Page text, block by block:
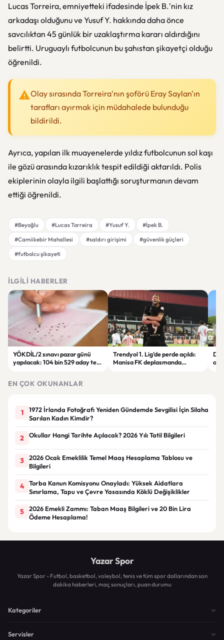
Lucas Torreira, emniyetteki ifadesinde İpek B.'nin kız
arkadaşı olduğunu ve Yusuf Y. hakkında daha önce
savcılıktan 45 günlük bir uzaklaştırma kararı aldırdığını
belirtti. Uruguaylı futbolcunun bu şahıstan şikayetçi olduğu
öğrenildi.
Olay sırasında Torreira'nın şoförü Eray Saylan'ın
tarafları ayırmak için müdahalede bulunduğu
bildirildi.
Ayrıca, yapılan ilk muayenelerde yıldız futbolcunun sol kaşı
ile gözü arasında kızarıklık tespit edildiği aktarıldı. Polis
ekiplerinin olayla ilgili başlattığı soruşturmanın devam
ettiği öğrenildi.
#Beyoğlu #Lucas Torreira #Yusuf Y.
#İpek B.
#Camiikebir Mahallesi
#saldırı girişimi
#güvenlik güçleri
#futbolcu şikayeti
İLGILI HABERLER
YÖKDİL/2 sınavı pazar günü
yapılacak: 104 bin 529 aday ter
Trendyol 1. Lig’de perde açıldı:
Manisa FK deplasmanda
EN ÇOK OKUNANLAR
1
1972 İrlanda Fotoğrafı Yeniden Gündemde Sevgilisi İçin Silaha
Sarılan Kadın Kimdir?
2 Okullar Hangi Tarihte Açılacak? 2026 Yılı Tatil Bilgileri
3
2026 Ocak Emeklilik Temel Maaş Hesaplama Tablosu ve
Bilgileri
4
Torba Kanun Komisyonu Onayladı: Yüksek Aidatlara
Sınırlama, Tapu ve Çevre Yasasında Köklü Değişiklikler
5
2026 Emekli Zammı: Taban Maaş Bilgileri ve 20 Bin Lira
Ödeme Hesaplama!
Yazar Spor
Yazar Spor - Futbol, basketbol, voleybol, tenis ve tüm spor dallarından son
dakika haberleri, maç sonuçları, puan durumu
Kategoriler
Servisler